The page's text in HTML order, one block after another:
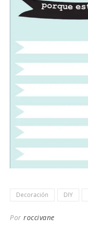
Decoración DIY
Por roccivane